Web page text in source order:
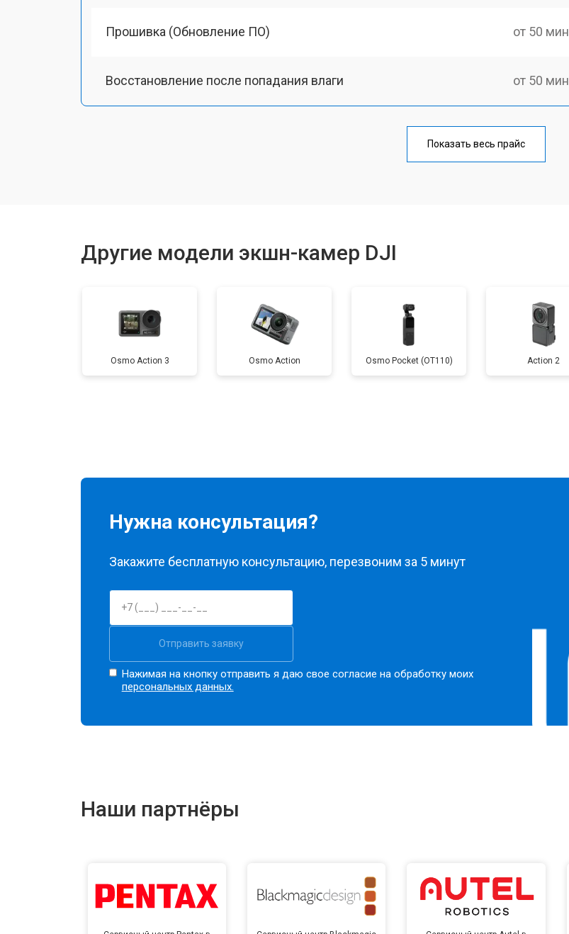
Прошивка (Обновление ПО) от 50 мин
Восстановление после попадания влаги от 50 мин
от 80 мин
Показать весь прайс
Другие модели экшн-камер DJI
Osmo Action 3 Osmo Action Osmo Pocket (OT110) Action 2
Нужна консультация?
Закажите бесплатную консультацию, перезвоним за 5 минут
Отправить заявку
Нажимая на кнопку отправить я даю свое согласие на обработку моих
персональных данных.
Наши партнёры